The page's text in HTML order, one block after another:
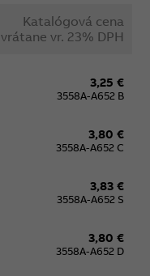
Katalógová cena
vrátane vr. 23% DPH
3,25 €
3558A-A652 B
3,80 €
3558A-A652 C
3,83 €
3558A-A652 S
3,80 €
3558A-A652 D